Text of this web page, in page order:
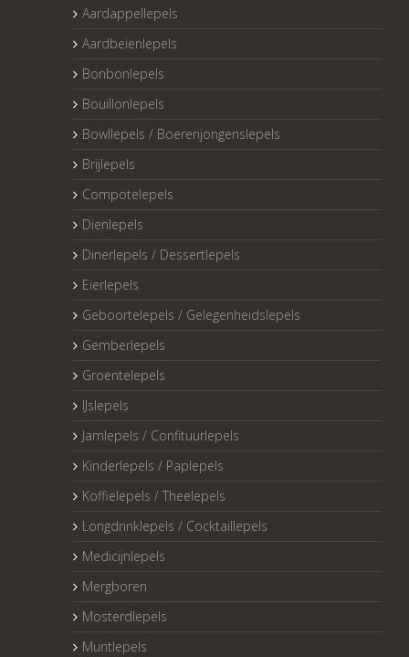
Aardappellepels
Aardbeienlepels
Bonbonlepels
Bouillonlepels
Bowllepels / Boerenjongenslepels
Brijlepels
Compotelepels
Dienlepels
Dinerlepels / Dessertlepels
Eierlepels
Geboortelepels / Gelegenheidslepels
Gemberlepels
Groentelepels
IJslepels
Jamlepels / Confituurlepels
Kinderlepels / Paplepels
Koffielepels / Theelepels
Longdrinklepels / Cocktaillepels
Medicijnlepels
Mergboren
Mosterdlepels
Muntlepels